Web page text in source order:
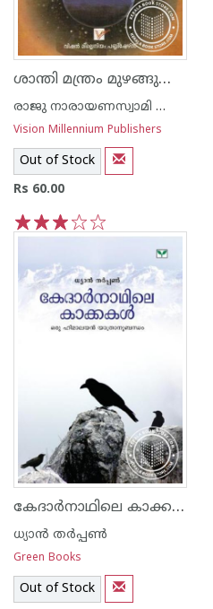
ശാന്തി മന്ത്രം മുഴങ്ങുന്ന താഴ്വരയില്‍
രാജു നാരായണസ്വാമി ഐ എ എസ്
Vision Millennium Publishers
Out of Stock
Rs 60.00
5
4
3
2
1
കേദാര്‍നാഥിലെ കാക്കകള്‍
ധ്യാ‌ന്‍ തര്‍പ്പണ്‍
Green Books
Out of Stock